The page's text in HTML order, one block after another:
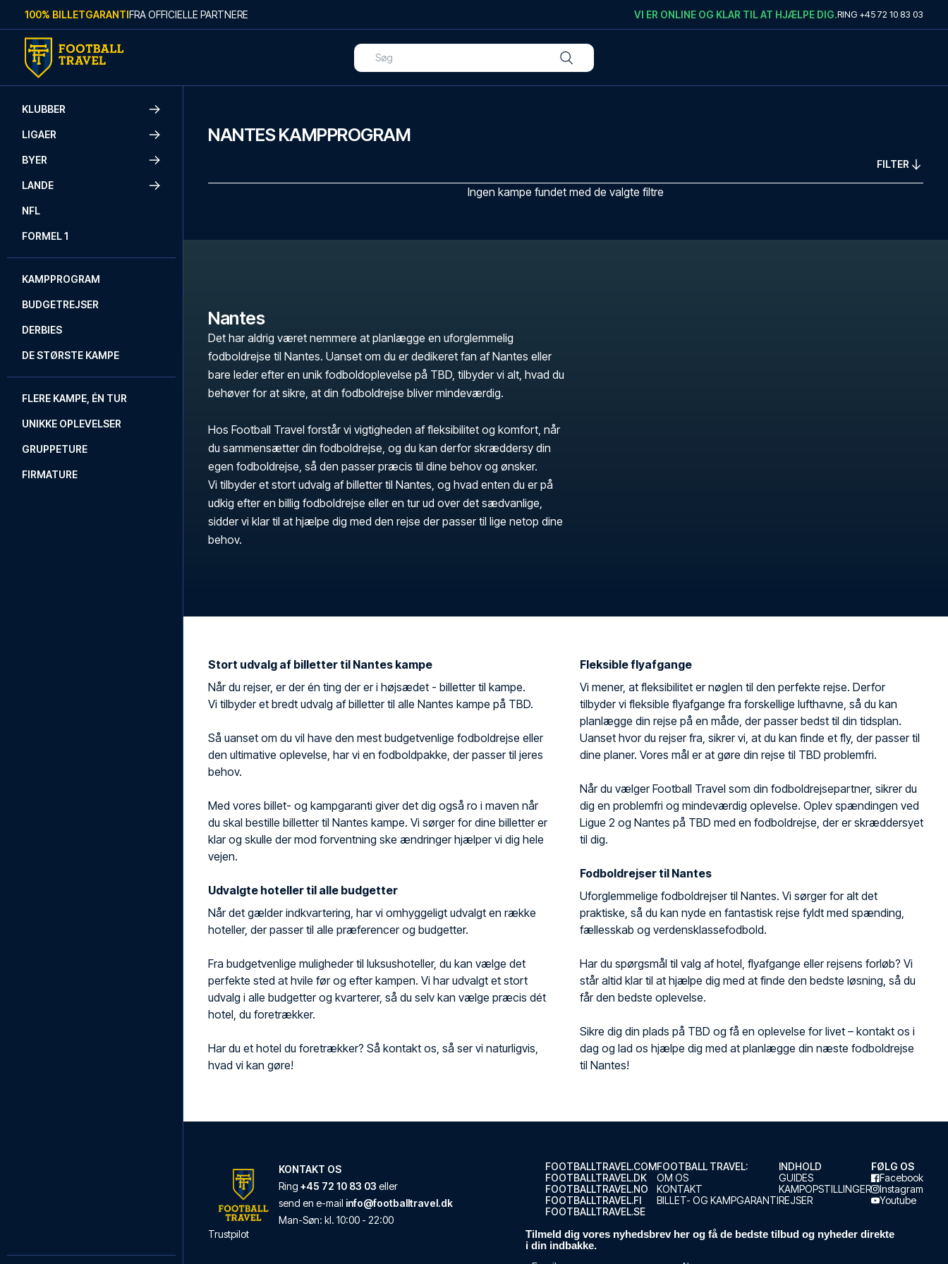
Skip to content
100% BILLETGARANTIFRA OFFICIELLE PARTNERE VI ER ONLINE OG KLAR TIL AT HJÆLPE DIG.RING +45 72 10 83 03
KLUBBER
LIGAER
BYER
LANDE
NFL
FORMEL 1
KAMPPROGRAM
BUDGETREJSER
DERBIES
DE STØRSTE KAMPE
FLERE KAMPE, ÉN TUR
UNIKKE OPLEVELSER
GRUPPETURE
FIRMATURE
NANTES KAMPPROGRAM
FILTER
Ingen kampe fundet med de valgte filtre
Nantes
Det har aldrig været nemmere at planlægge en uforglemmelig
fodboldrejse til Nantes. Uanset om du er dedikeret fan af Nantes eller
bare leder efter en unik fodboldoplevelse på TBD, tilbyder vi alt, hvad du
behøver for at sikre, at din fodboldrejse bliver mindeværdig.
Hos Football Travel forstår vi vigtigheden af fleksibilitet og komfort, når
du sammensætter din fodboldrejse, og du kan derfor skræddersy din
egen fodboldrejse, så den passer præcis til dine behov og ønsker.
Vi tilbyder et stort udvalg af billetter til Nantes, og hvad enten du er på
udkig efter en billig fodboldrejse eller en tur ud over det sædvanlige,
sidder vi klar til at hjælpe dig med den rejse der passer til lige netop dine
behov.
Stort udvalg af billetter til Nantes kampe
Når du rejser, er der én ting der er i højsædet - billetter til kampe.
Vi tilbyder et bredt udvalg af billetter til alle Nantes kampe på TBD.
Så uanset om du vil have den mest budgetvenlige fodboldrejse eller
den ultimative oplevelse, har vi en fodboldpakke, der passer til jeres
behov.
Med vores billet- og kampgaranti giver det dig også ro i maven når
du skal bestille billetter til Nantes kampe. Vi sørger for dine billetter er
klar og skulle der mod forventning ske ændringer hjælper vi dig hele
vejen.
Udvalgte hoteller til alle budgetter
Når det gælder indkvartering, har vi omhyggeligt udvalgt en række
hoteller, der passer til alle præferencer og budgetter.
Fra budgetvenlige muligheder til luksushoteller, du kan vælge det
perfekte sted at hvile før og efter kampen. Vi har udvalgt et stort
udvalg i alle budgetter og kvarterer, så du selv kan vælge præcis dét
hotel, du foretrækker.
Har du et hotel du foretrækker? Så kontakt os, så ser vi naturligvis,
hvad vi kan gøre!
Fleksible flyafgange
Vi mener, at fleksibilitet er nøglen til den perfekte rejse. Derfor
tilbyder vi fleksible flyafgange fra forskellige lufthavne, så du kan
planlægge din rejse på en måde, der passer bedst til din tidsplan.
Uanset hvor du rejser fra, sikrer vi, at du kan finde et fly, der passer til
dine planer. Vores mål er at gøre din rejse til TBD problemfri.
Når du vælger Football Travel som din fodboldrejsepartner, sikrer du
dig en problemfri og mindeværdig oplevelse. Oplev spændingen ved
Ligue 2 og Nantes på TBD med en fodboldrejse, der er skræddersyet
til dig.
Fodboldrejser til Nantes
Uforglemmelige fodboldrejser til Nantes. Vi sørger for alt det
praktiske, så du kan nyde en fantastisk rejse fyldt med spænding,
fællesskab og verdensklassefodbold.
Har du spørgsmål til valg af hotel, flyafgange eller rejsens forløb? Vi
står altid klar til at hjælpe dig med at finde den bedste løsning, så du
får den bedste oplevelse.
Sikre dig din plads på TBD og få en oplevelse for livet – kontakt os i
dag og lad os hjælpe dig med at planlægge din næste fodboldrejse
til Nantes!
KONTAKT OS
Ring +45 72 10 83 03 eller
send en e-mail info@footballtravel.dk
Man-Søn: kl. 10:00 - 22:00
Trustpilot
FOOTBALLTRAVEL.COM
FOOTBALLTRAVEL.DK
FOOTBALLTRAVEL.NO
FOOTBALLTRAVEL.FI
FOOTBALLTRAVEL.SE
FOOTBALL TRAVEL:
OM OS
KONTAKT
BILLET- OG KAMPGARANTI
INDHOLD
GUIDES
KAMPOPSTILLINGER
REJSER
FØLG OS
Facebook
Instagram
Youtube
Tilmeld dig vores nyhedsbrev her og få de bedste tilbud og nyheder direkte
i din indbakke.